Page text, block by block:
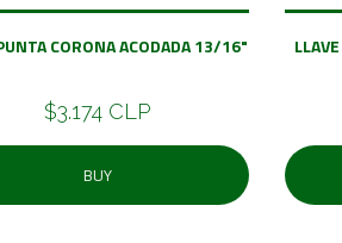
CORONA ACODADA 13/16"
$3.174 CLP
BUY